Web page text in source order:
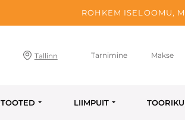
ROHKEM ISELOOMU,
Tallinn Tarnimine Makse
LIIMPUIT